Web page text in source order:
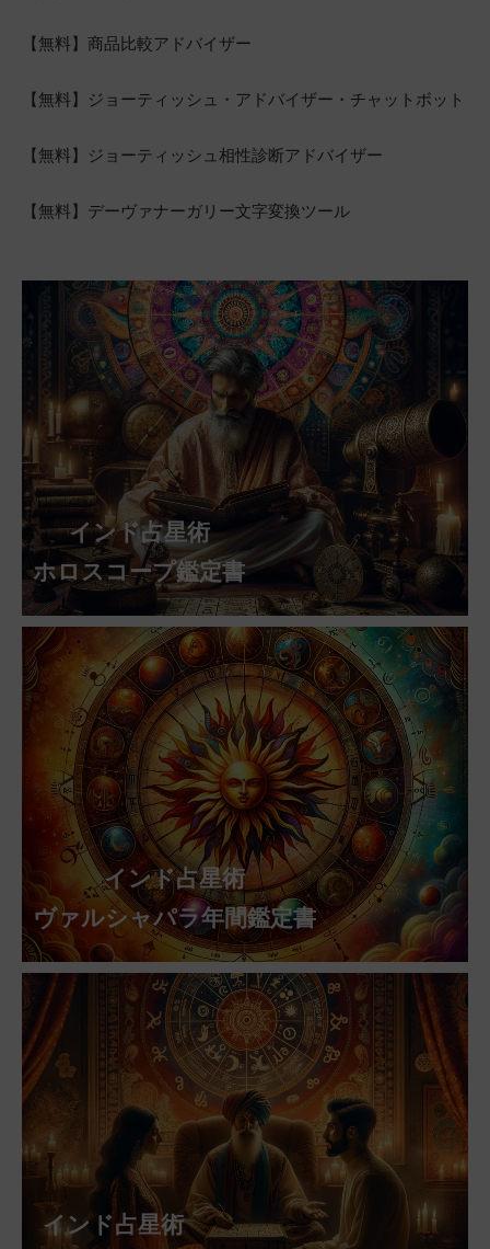
【無料】商品比較アドバイザー
【無料】ジョーティッシュ・アドバイザー・チャットボット
【無料】ジョーティッシュ相性診断アドバイザー
【無料】デーヴァナーガリー文字変換ツール
インド占星術
ホロスコープ鑑定書
インド占星術
ヴァルシャパラ年間鑑定書
インド占星術